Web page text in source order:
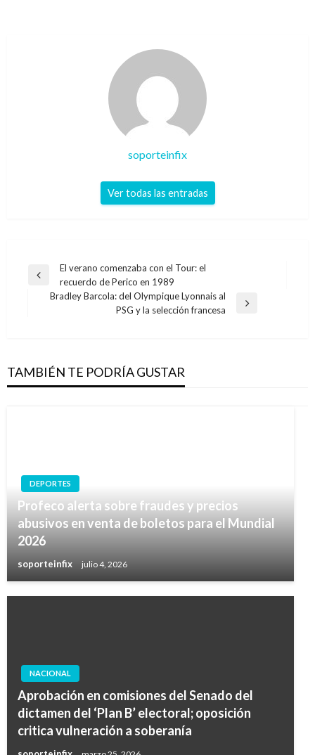
soporteinfix
Ver todas las entradas
Navegación
Entrada
anterior
El verano comenzaba con el Tour: el
recuerdo de Perico en 1989
Bradley Barcola: del Olympique Lyonnais al
PSG y la selección francesa
TAMBIÉN TE PODRÍA GUSTAR
DEPORTES
Profeco alerta sobre fraudes y precios
abusivos en venta de boletos para el Mundial
2026
soporteinfix julio 4, 2026
NACIONAL
Aprobación en comisiones del Senado del
dictamen del ‘Plan B’ electoral; oposición
critica vulneración a soberanía